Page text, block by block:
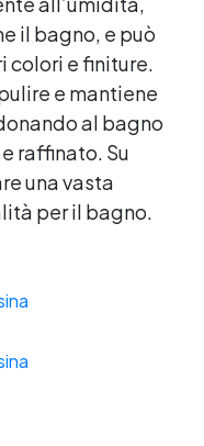
il bagno, e può
colori e finiture.
e mantiene
al bagno
raffinato. Su
una vasta
per il bagno.